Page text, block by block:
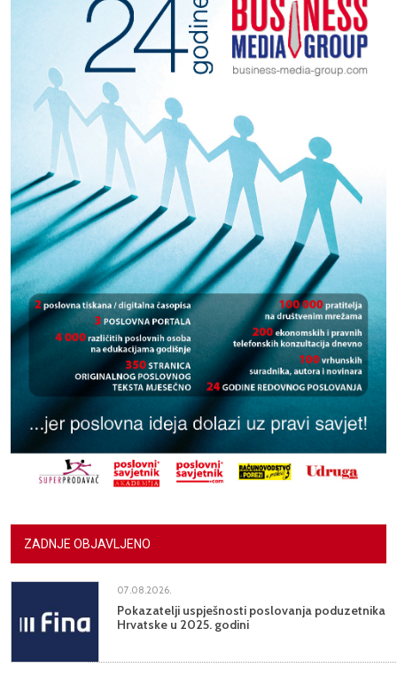
ZADNJE OBJAVLJENO
07.08.2026.
Pokazatelji uspješnosti poslovanja poduzetnika
Hrvatske u 2025. godini